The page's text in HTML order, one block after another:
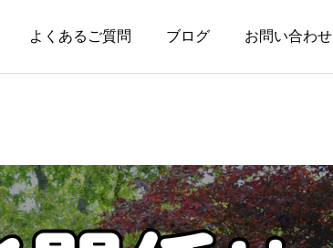
よくあるご質問 ブログ お問い合わせ
らせ お知らせ